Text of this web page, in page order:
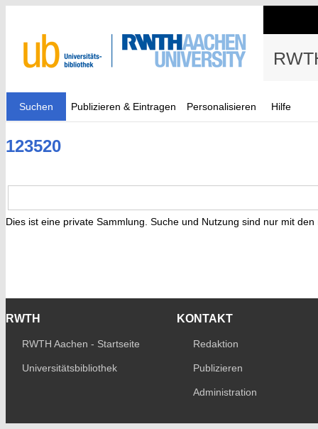
Suchen Publizieren & Eintragen Personalisieren Hilfe
123520
Dies ist eine private Sammlung. Suche und Nutzung sind nur mit
RWTH
RWTH Aachen - Startseite
Universitätsbibliothek
KONTAKT
Redaktion
Publizieren
Administration